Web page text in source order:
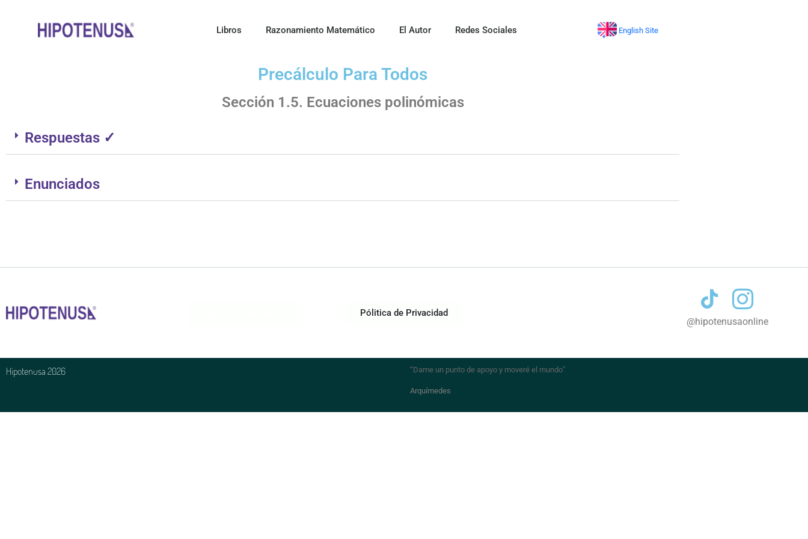
Libros Razonamiento Matemático El Autor Redes Sociales English Site
Precálculo Para Todos
Sección 1.5. Ecuaciones polinómicas
Respuestas ✓
Enunciados
Pólitica de Privacidad
@hipotenusaonline
Hipotenusa 2026 “Dame un punto de apoyo y moveré el mundo”
Arquímedes